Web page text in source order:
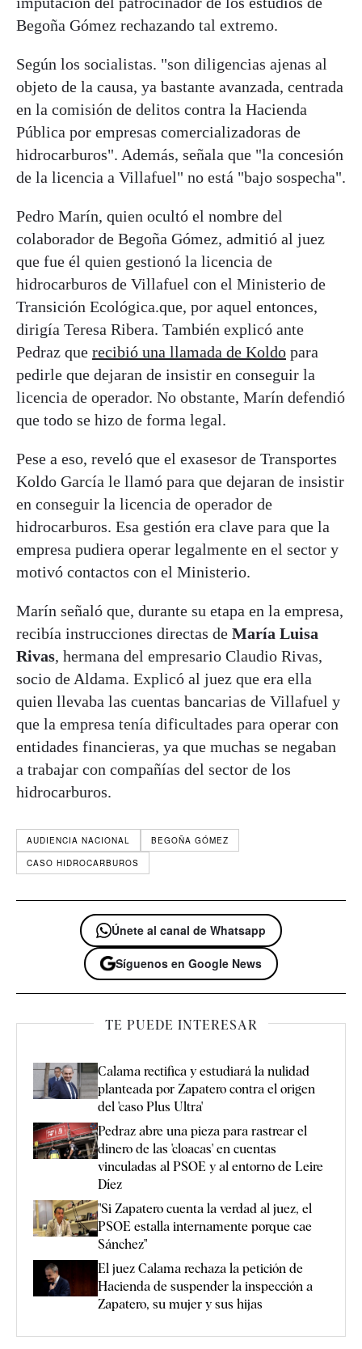
Begoña Gómez rechazando tal extremo.
Según los socialistas. "son diligencias ajenas al
objeto de la causa, ya bastante avanzada, centrada
en la comisión de delitos contra la Hacienda
Pública por empresas comercializadoras de
hidrocarburos". Además, señala que "la concesión
de la licencia a Villafuel" no está "bajo sospecha".
Pedro Marín, quien ocultó el nombre del
colaborador de Begoña Gómez, admitió al juez
que fue él quien gestionó la licencia de
hidrocarburos de Villafuel con el Ministerio de
Transición Ecológica.que, por aquel entonces,
dirigía Teresa Ribera. También explicó ante
Pedraz que recibió una llamada de Koldo para
pedirle que dejaran de insistir en conseguir la
licencia de operador. No obstante, Marín defendió
que todo se hizo de forma legal.
Pese a eso, reveló que el exasesor de Transportes
Koldo García le llamó para que dejaran de insistir
en conseguir la licencia de operador de
hidrocarburos. Esa gestión era clave para que la
empresa pudiera operar legalmente en el sector y
motivó contactos con el Ministerio.
Marín señaló que, durante su etapa en la empresa,
recibía instrucciones directas de María Luisa
Rivas, hermana del empresario Claudio Rivas,
socio de Aldama. Explicó al juez que era ella
quien llevaba las cuentas bancarias de Villafuel y
que la empresa tenía dificultades para operar con
entidades financieras, ya que muchas se negaban
a trabajar con compañías del sector de los
hidrocarburos.
AUDIENCIA NACIONAL
BEGOÑA GÓMEZ
CASO HIDROCARBUROS
Únete al canal de Whatsapp
Síguenos en Google News
TE PUEDE INTERESAR
Calama rectifica y estudiará la nulidad
planteada por Zapatero contra el origen
del 'caso Plus Ultra'
Pedraz abre una pieza para rastrear el
dinero de las 'cloacas' en cuentas
vinculadas al PSOE y al entorno de Leire
Díez
"Si Zapatero cuenta la verdad al juez, el
PSOE estalla internamente porque cae
Sánchez"
El juez Calama rechaza la petición de
Hacienda de suspender la inspección a
Zapatero, su mujer y sus hijas